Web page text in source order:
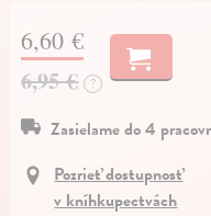
6,60 €
6,95 €
?
Zasielame do 4
Pozrieť dostupnosť
v kníhkupectvách